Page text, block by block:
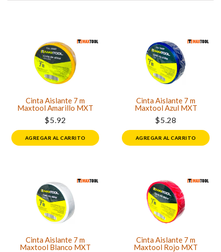
Cinta Aislante 7 m
Maxtool Amarillo MXT
$5.92
AGREGAR AL CARRITO
Cinta Aislante 7 m
Maxtool Azul MXT
$5.28
AGREGAR AL CARRITO
Cinta Aislante 7 m
Maxtool Blanco MXT
Cinta Aislante 7 m
Maxtool Rojo MXT